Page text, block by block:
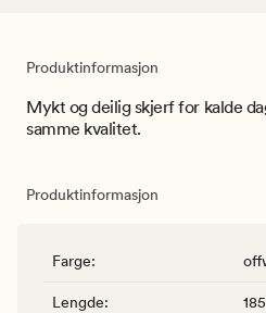
Produktinformasjon
Mykt og deilig skjerf for kalde
samme kvalitet.
Produktinformasjon
Farge:
Lengde: